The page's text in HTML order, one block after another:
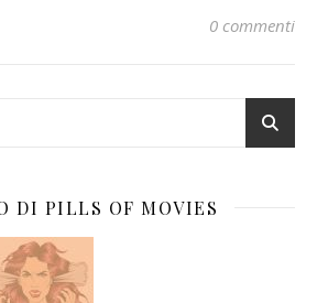
0 commenti
DI PILLS OF MOVIES